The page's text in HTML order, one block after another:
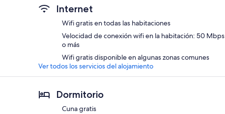
Internet
Wifi gratis en todas las habitaciones
Velocidad de conexión wifi en la habitación: 50 Mbps
o más
Wifi gratis disponible en algunas zonas comunes
Ver todos los servicios del alojamiento
Dormitorio
Cuna gratis